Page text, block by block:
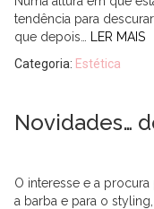
tendência para
que depois…
LER MAIS
Categoria: Estética
Novidades…
O interesse e a
a barba e para o